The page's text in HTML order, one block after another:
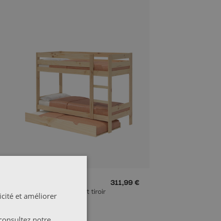
Lit superposé 80 avec lit tiroir
311,99 €
et améliorer